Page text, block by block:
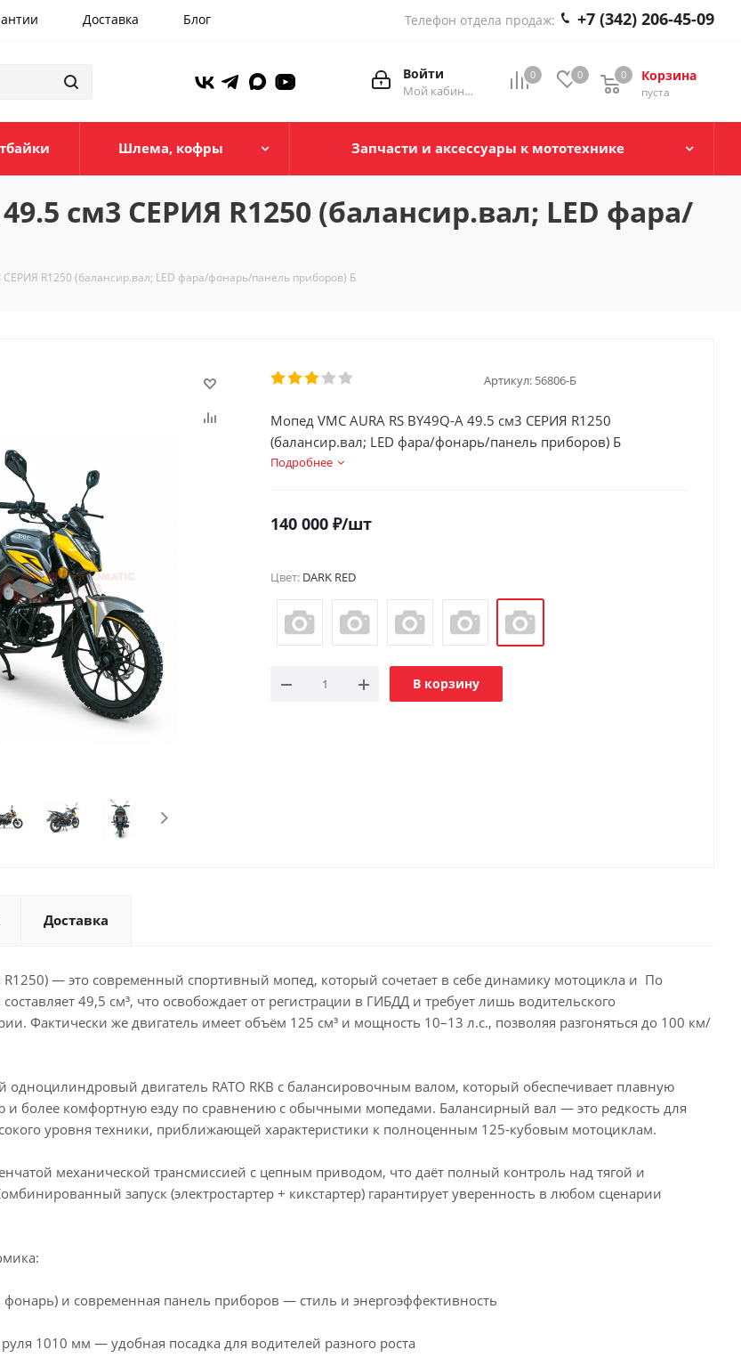
Доставка Блог Телефон отдела продаж: +7 (342) 206-45-09
0 0 Корзина
0
пуста
0
Войти
Мой кабинет
Шлема, кофры Запчасти и аксессуары к мототехнике
49.5 см3 СЕРИЯ R1250 (балансир.вал; LED фара/
СЕРИЯ R1250 (балансир.вал; LED фара/фонарь/панель приборов) Б
Артикул: 56806-Б
Мопед VMC AURA RS BY49Q-A 49.5 см3 СЕРИЯ R1250
(балансир.вал; LED фара/фонарь/панель приборов) Б
Подробнее
140 000 ₽/шт
Цвет: DARK RED
В корзину
Доставка
R1250) — это современный спортивный мопед, который сочетает в себе динамику мотоцикла и По
49,5 см³, что освобождает от регистрации в ГИБДД и требует лишь водительского
Фактически же двигатель имеет объём 125 см³ и мощность 10–13 л.с., позволяя разгоняться до 100 км/
двигатель RATO RKB с балансировочным валом, который обеспечивает плавную
и более комфортную езду по сравнению с обычными мопедами. Балансирный вал — это редкость для
уровня техники, приближающей характеристики к полноценным 125-кубовым мотоциклам.
механической трансмиссией с цепным приводом, что даёт полный контроль над тягой и
запуск (электростартер + кикстартер) гарантирует уверенность в любом сценарии
фонарь) и современная панель приборов — стиль и энергоэффективность
1010 мм — удобная посадка для водителей разного роста